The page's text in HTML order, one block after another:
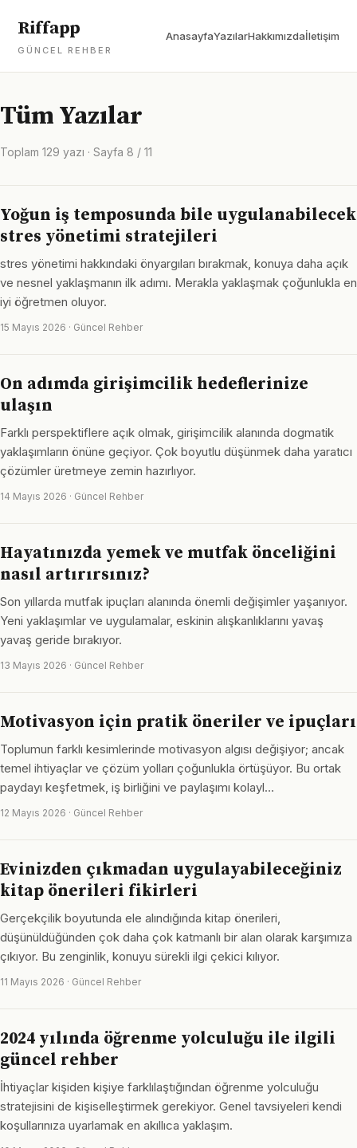
Riffapp
GÜNCEL REHBER
AnasayfaYazılarHakkımızdaİletişim
Tüm Yazılar
Toplam 129 yazı · Sayfa 8 / 11
Yoğun iş temposunda bile uygulanabilecek
stres yönetimi stratejileri
stres yönetimi hakkındaki önyargıları bırakmak, konuya daha açık
ve nesnel yaklaşmanın ilk adımı. Merakla yaklaşmak çoğunlukla en
iyi öğretmen oluyor.
15 Mayıs 2026 · Güncel Rehber
On adımda girişimcilik hedeflerinize
ulaşın
Farklı perspektiflere açık olmak, girişimcilik alanında dogmatik
yaklaşımların önüne geçiyor. Çok boyutlu düşünmek daha yaratıcı
çözümler üretmeye zemin hazırlıyor.
14 Mayıs 2026 · Güncel Rehber
Hayatınızda yemek ve mutfak önceliğini
nasıl artırırsınız?
Son yıllarda mutfak ipuçları alanında önemli değişimler yaşanıyor.
Yeni yaklaşımlar ve uygulamalar, eskinin alışkanlıklarını yavaş
yavaş geride bırakıyor.
13 Mayıs 2026 · Güncel Rehber
Motivasyon için pratik öneriler ve ipuçları
Toplumun farklı kesimlerinde motivasyon algısı değişiyor; ancak
temel ihtiyaçlar ve çözüm yolları çoğunlukla örtüşüyor. Bu ortak
paydayı keşfetmek, iş birliğini ve paylaşımı kolayl…
12 Mayıs 2026 · Güncel Rehber
Evinizden çıkmadan uygulayabileceğiniz
kitap önerileri fikirleri
Gerçekçilik boyutunda ele alındığında kitap önerileri,
düşünüldüğünden çok daha çok katmanlı bir alan olarak karşımıza
çıkıyor. Bu zenginlik, konuyu sürekli ilgi çekici kılıyor.
11 Mayıs 2026 · Güncel Rehber
2024 yılında öğrenme yolculuğu ile ilgili
güncel rehber
İhtiyaçlar kişiden kişiye farklılaştığından öğrenme yolculuğu
stratejisini de kişiselleştirmek gerekiyor. Genel tavsiyeleri kendi
koşullarınıza uyarlamak en akıllıca yaklaşım.